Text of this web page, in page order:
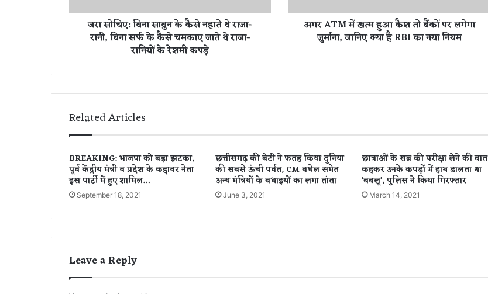
सा
से
थे
रा
-
रा
नी
,
ना
के
से
जरा सोचिए: बिना साबुन के कैसे नहाते थे राजा-
रानी, बिना सर्फ के कैसे चमकाए जाते थे राजा-
रानियों के रेशमी कपड़े
त्म
तो
ल
गा
जु
र्मा
जा
अगर ATM में खत्म हुआ कैश तो बैंकों पर लगेगा
जुर्माना, जानिए क्या है RBI का नया नियम
Related Articles
BREAKING: भाजपा को बड़ा झटका,
पूर्व केंद्रीय मंत्री व प्रदेश के कद्दावर नेता
इस पार्टी में हुए शामिल…
September 18, 2021
छत्तीसगढ़ की बेटी ने फतह किया दुनिया
की सबसे ऊंची पर्वत, CM बघेल समेत
अन्य मंत्रियों के बधाइयों का लगा तांता
June 3, 2021
छात्राओं के सब्र की परीक्षा लेने की बात
कहकर उनके कपड़ों में हाथ डालता था
‘बबलू’, पुलिस ने किया गिरफ्तार
March 14, 2021
Leave a Reply